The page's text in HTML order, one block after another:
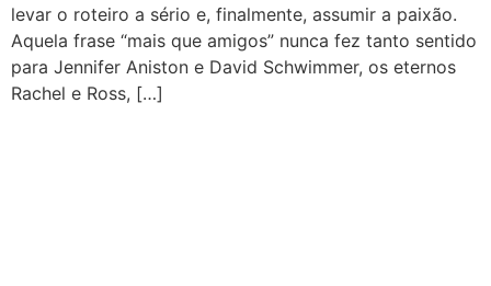
levar o roteiro a sério e, finalmente, assumir a paixão.
Aquela frase “mais que amigos” nunca fez tanto sentido
para Jennifer Aniston e David Schwimmer, os eternos
Rachel e Ross, […]